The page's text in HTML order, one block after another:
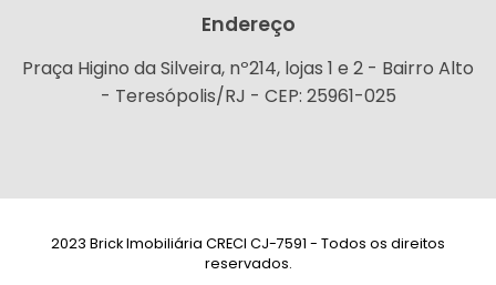
Endereço
Praça Higino da Silveira, nº214, lojas 1 e 2 - Bairro Alto
- Teresópolis/RJ - CEP: 25961-025
2023 Brick Imobiliária CRECI CJ-7591 - Todos os direitos
reservados.